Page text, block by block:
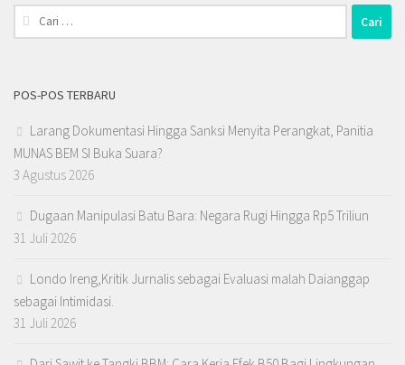
Cari
untuk:
POS-POS TERBARU
Larang Dokumentasi Hingga Sanksi Menyita Perangkat, Panitia
MUNAS BEM SI Buka Suara?
3 Agustus 2026
Dugaan Manipulasi Batu Bara: Negara Rugi Hingga Rp5 Triliun
31 Juli 2026
Londo Ireng,Kritik Jurnalis sebagai Evaluasi malah Daianggap
sebagai Intimidasi.
31 Juli 2026